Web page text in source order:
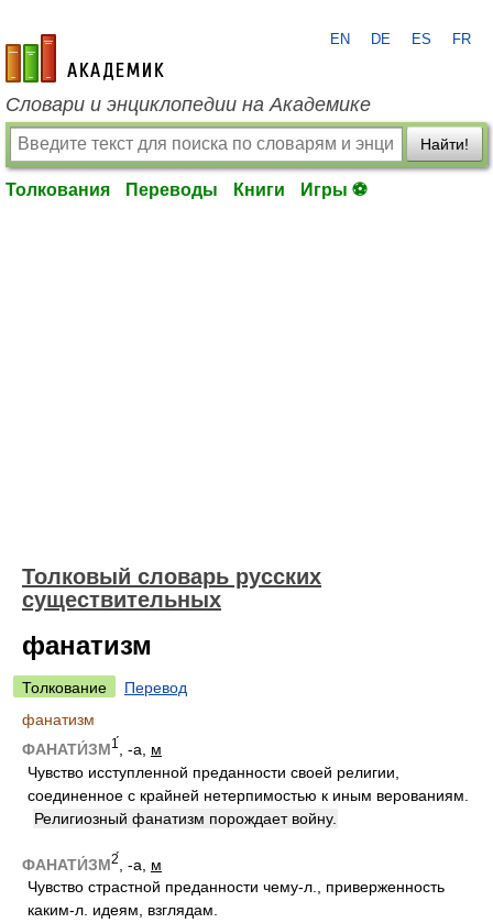
academic.ru
EN DE ES FR
Словари и энциклопедии на Академике
Найти!
Толкования Переводы Книги Игры ⚽
Толковый словарь русских
существительных
фанатизм
Толкование
Перевод
фанатизм
ФАНАТИ́ЗМ1́ , -а, м
Чувство исступленной преданности своей религии,
соединенное с крайней нетерпимостью к иным верованиям.
Религиозный фанатизм порождает войну.
ФАНАТИ́ЗМ2́ , -а, м
Чувство страстной преданности чему-л., приверженность
каким-л. идеям, взглядам.